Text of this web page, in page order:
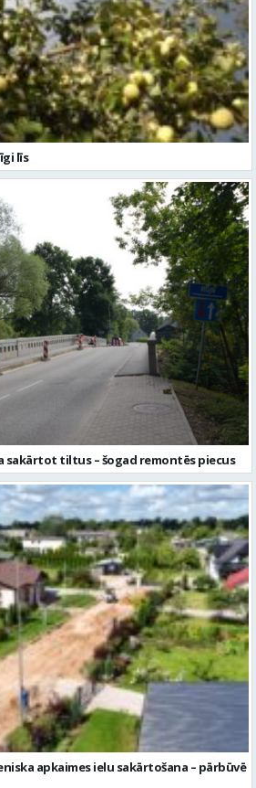
līs
sakārtot tiltus – šogad remontēs piecus
apkaimes ielu sakārtošana – pārbūvē